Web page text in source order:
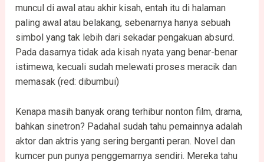
muncul di awal atau akhir kisah, entah itu di halaman
paling awal atau belakang, sebenarnya hanya sebuah
simbol yang tak lebih dari sekadar pengakuan absurd.
Pada dasarnya tidak ada kisah nyata yang benar-benar
istimewa, kecuali sudah melewati proses meracik dan
memasak (red: dibumbui)
Kenapa masih banyak orang terhibur nonton film, drama,
bahkan sinetron? Padahal sudah tahu pemainnya adalah
aktor dan aktris yang sering berganti peran. Novel dan
kumcer pun punya penggemarnya sendiri. Mereka tahu